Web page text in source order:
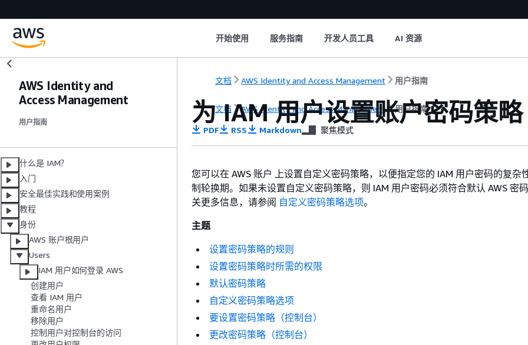
开始使用 服务指南 开发人员工具 AI 资源
AWS Identity and
Access Management
用户指南
什么是 IAM？
入门
安全最佳实践和使用案例
教程
身份
AWS 账户根用户
Users
IAM 用户如何登录 AWS
创建用户
查看 IAM 用户
重命名用户
移除用户
控制用户对控制台的访问
文档 AWS Identity and Access Management 用户指南
文档 AWS Identity and Access Management 用户指南
为 IAM 用户设置账户密码策略
PDF RSS Markdown 聚焦模式
您可以在 AWS 账户 上设置自定义密码策略，以便指定您的 IAM 用户密码的复杂
制轮换期。如果未设置自定义密码策略，则 IAM 用户密码必须符合默认 AWS 密
关更多信息，请参阅 自定义密码策略选项。
主题
设置密码策略的规则
设置密码策略时所需的权限
默认密码策略
自定义密码策略选项
要设置密码策略（控制台）
更改密码策略（控制台）